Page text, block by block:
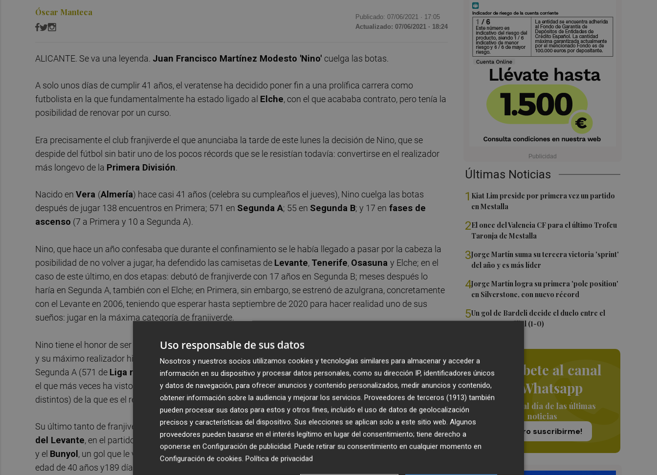
Últimas Noticias
1 Kiat Lim preside por primera vez un partido
en Mestalla
2El once del Valencia CF para el último Trofeu
Taronja de Mestalla
3Jorge Martín suma su tercera victoria 'sprint'
del año y es más líder
4Jorge Martín logra su primera 'pole position'
en Silverstone, con nuevo récord
5Un gol de Bardeli decide el duelo entre el
Levante y su filial (1-0)
Suscríbete al canal
de Whatsapp
Siempre al día de las últimas
noticias
¡Quiero suscribirme!
Óscar Manteca Publicado: 07/06/2021 · 17:05
Actualizado: 07/06/2021 · 18:24
ALICANTE. Se va una leyenda. Juan Francisco Martínez Modesto 'Nino' cuelga las botas.
A solo unos días de cumplir 41 años, el veratense ha decidido poner fin a una prolífica carrera como
futbolista en la que fundamentalmente ha estado ligado al Elche, con el que acababa contrato, pero tenía la
posibilidad de renovar por un curso.
Era precisamente el club franjiverde el que anunciaba la tarde de este lunes la decisión de Nino, que se
despide del fútbol sin batir uno de los pocos récords que se le resistían todavía: convertirse en el realizador
más longevo de la Primera División.
Nacido en Vera (Almería) hace casi 41 años (celebra su cumpleaños el jueves), Nino cuelga las botas
después de jugar 138 encuentros en Primera; 571 en Segunda A; 55 en Segunda B; y 17 en fases de
ascenso (7 a Primera y 10 a Segunda A).
Nino, que hace un año confesaba que durante el confinamiento se le había llegado a pasar por la cabeza la
posibilidad de no volver a jugar, ha defendido las camisetas de Levante, Tenerife, Osasuna y Elche; en el
caso de este último, en dos etapas: debutó de franjiverde con 17 años en Segunda B; meses después lo
haría en Segunda A, también con el Elche; en Primera, sin embargo, se estrenó de azulgrana, concretamente
con el Levante en 2006, teniendo que esperar hasta septiembre de 2020 para hacer realidad uno de sus
sueños: jugar en la máxima categoría de franjiverde.
Nino tiene el honor de ser el jugador que más veces ha vestido la camiseta del Elche en partido oficial (475)
y su máximo realizador histórico (135 tantos). Además, es el futbolista que más encuentros ha disputado en
Segunda A (571 de Liga regular , de los que 514 los ha iniciado como titular, 404 los ha jugado completos) y
el que más veces ha visto puerta en esta categoría (194 goles repartidos en 170 encuentros ante 61 rivales
distintos) de la que es el realizador más veterano.
Su último tanto de franjiverde en partido oficial lo anotó el pasado 16 de diciembre, en laCiutat Esportiva
del Levante, en el partido correspondiente a laprimera rondade laCopa del Rey 2020/21entre el Elche
y el Bunyol , un gol que le valió para convertirse en el goleador más longevo del torneo del 'ko' (marcó a la
edad de 40 años y189 días). Para encontrar su primer gol con el Elche hay que remontarse al 22 de
Uso responsable de sus datos
Nosotros y nuestros socios utilizamos cookies y tecnologías similares para almacenar y acceder a
información en su dispositivo y procesar datos personales, como su dirección IP, identificadores únicos
y datos de navegación, para ofrecer anuncios y contenido personalizados, medir anuncios y contenido,
obtener información sobre la audiencia y mejorar los servicios. Proveedores de terceros (1913) también
pueden procesar sus datos para estos y otros fines, incluido el uso de datos de geolocalización
precisos y características del dispositivo. Sus elecciones se aplican solo a este sitio web. Algunos
proveedores pueden basarse en el interés legítimo en lugar del consentimiento; tiene derecho a
oponerse en Configuración de publicidad. Puede retirar su consentimiento en cualquier momento en
Configuración de cookies. Política de privacidad